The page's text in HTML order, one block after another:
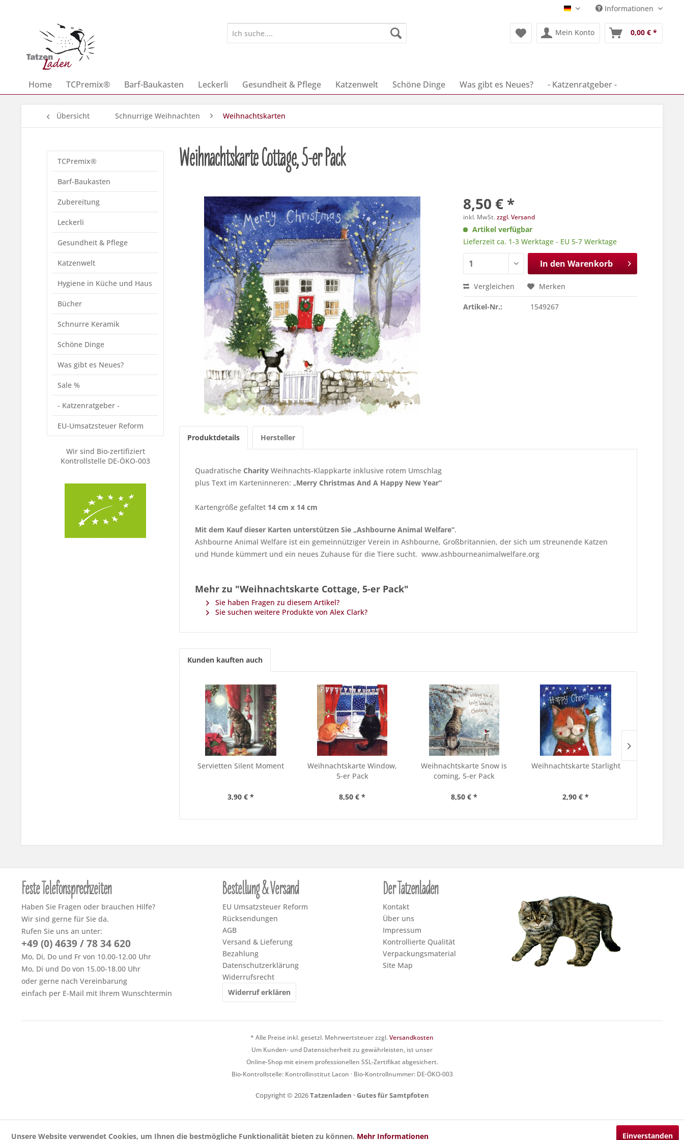
Deutsch Informationen
Mein Konto 0,00 € *
Home TCPremix® Barf-Baukasten Leckerli Gesundheit & Pflege Katzenwelt Schöne Dinge Was gibt es Neues? - Katzenratgeber -
Übersicht Schnurrige Weihnachten Weihnachtskarten
TCPremix®
Barf-Baukasten
Zubereitung
Leckerli
Gesundheit & Pflege
Katzenwelt
Hygiene in Küche und Haus
Bücher
Schnurre Keramik
Schöne Dinge
Was gibt es Neues?
Sale %
- Katzenratgeber -
EU-Umsatzsteuer Reform
Wir sind Bio-zertifiziert
Kontrollstelle DE-ÖKO-003
Weihnachtskarte Cottage, 5-er Pack
8,50 € *
inkl. MwSt.zzgl. Versand
Artikel verfügbar
Lieferzeit ca. 1-3 Werktage - EU 5-7 Werktage
In den Warenkorb
Vergleichen Merken
Artikel-Nr.: 1549267
Produktdetails Hersteller
Quadratische Charity Weihnachts-Klappkarte inklusive rotem Umschlag
plus Text im Karteninneren: „Merry Christmas And A Happy New Year“
Kartengröße gefaltet 14 cm x 14 cm
Mit dem Kauf dieser Karten unterstützen Sie „Ashbourne Animal Welfare“.
Ashbourne Animal Welfare ist ein gemeinnütziger Verein in Ashbourne, Großbritannien, der sich um streunende Katzen
und Hunde kümmert und ein neues Zuhause für die Tiere sucht. www.ashbourneanimalwelfare.org
Mehr zu "Weihnachtskarte Cottage, 5-er Pack"
Sie haben Fragen zu diesem Artikel?
Sie suchen weitere Produkte von Alex Clark?
Kunden kauften auch
Servietten Silent Moment
3,90 € *
Weihnachtskarte Window,
5-er Pack
8,50 € *
Weihnachtskarte Snow is
coming, 5-er Pack
8,50 € *
Weihnachtskarte Starlight
2,90 € *
Feste Telefonsprechzeiten
Haben Sie Fragen oder brauchen Hilfe?
Wir sind gerne für Sie da.
Rufen Sie uns an unter:
+49 (0) 4639 / 78 34 620
Mo, Di, Do und Fr von 10.00-12.00 Uhr
Mo, Di und Do von 15.00-18.00 Uhr
oder gerne nach Vereinbarung
einfach per E-Mail mit Ihrem Wunschtermin
Bestellung & Versand
EU Umsatzsteuer Reform
Rücksendungen
AGB
Versand & Lieferung
Bezahlung
Datenschutzerklärung
Widerrufsrecht
Widerruf erklären
Der Tatzenladen
Kontakt
Über uns
Impressum
Kontrollierte Qualität
Verpackungsmaterial
Site Map
* Alle Preise inkl. gesetzl. Mehrwertsteuer zzgl.Versandkosten
Um Kunden- und Datensicherheit zu gewährleisten, ist unser
Online-Shop mit einem professionellen SSL-Zertifikat abgesichert.
Bio-Kontrollstelle: Kontrollinstitut Lacon · Bio-Kontrollnummer: DE-ÖKO-003
Copyright © 2026Tatzenladen · Gutes für Samtpfoten
Unsere Website verwendet Cookies, um Ihnen die bestmögliche Funktionalität bieten zu können. Mehr Informationen Einverstanden